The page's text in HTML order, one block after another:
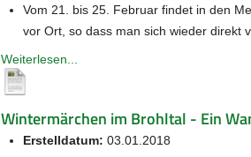
Vom 21. bis 25. Februar findet in den
vor Ort, so dass man sich wieder direkt
Weiterlesen...
Wintermärchen im Brohltal - Ein
Erstelldatum: 03.01.2018